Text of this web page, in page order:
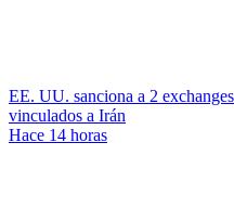
EE. UU. sanciona a 2
vinculados a Irán
Hace 14 horas